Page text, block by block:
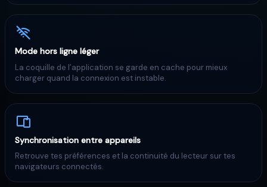
Mode hors ligne léger
La coquille de l’application se garde en cache pour mieux
charger quand la connexion est instable.
Synchronisation entre appareils
Retrouve tes préférences et la continuité du lecteur sur tes
navigateurs connectés.